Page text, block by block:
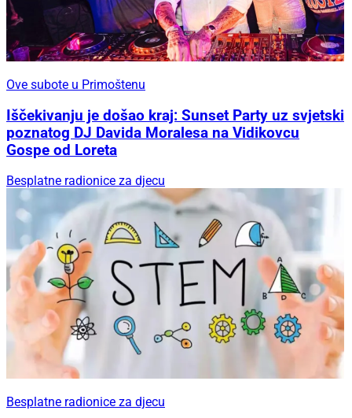
Ove subote u Primoštenu
Iščekivanju je došao kraj: Sunset Party uz svjetski
poznatog DJ Davida Moralesa na Vidikovcu
Gospe od Loreta
Besplatne radionice za djecu
Besplatne radionice za djecu